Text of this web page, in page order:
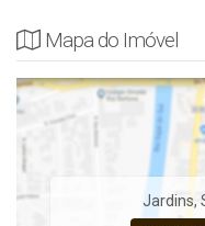
As informações estão
consulte o corretor
Mapa do Imóvel
Jardins,